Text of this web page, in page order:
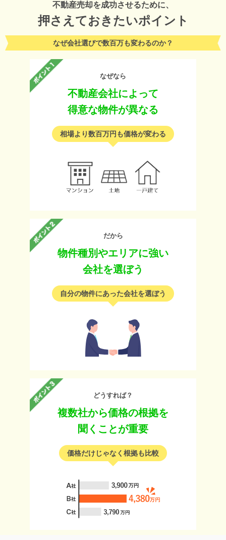
不動産売却を成功させるために、
押さえておきたいポイント
なぜ会社選びで数百万も変わるのか？
なぜなら
不動産会社によって
得意な物件が異なる
相場より数百万円も価格が変わる
だから
物件種別やエリアに強い
会社を選ぼう
自分の物件にあった会社を選ぼう
どうすれば？
複数社から価格の根拠を
聞くことが重要
価格だけじゃなく根拠も比較